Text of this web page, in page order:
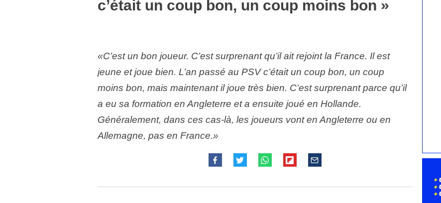
c’était un coup bon, un coup moins bon »
«C’est un bon joueur. C’est surprenant qu’il ait rejoint la France. Il est
jeune et joue bien. L’an passé au PSV c’était un coup bon, un coup
moins bon, mais maintenant il joue très bien. C’est surprenant parce qu’il
a eu sa formation en Angleterre et a ensuite joué en Hollande.
Généralement, dans ces cas-là, les joueurs vont en Angleterre ou en
Allemagne, pas en France.»